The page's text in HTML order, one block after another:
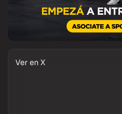
Ver en X